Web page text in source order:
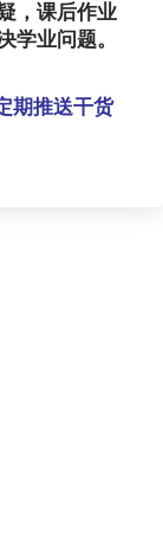
，课后作业
学业问题。
期推送干货